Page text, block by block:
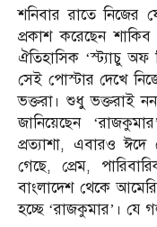
শনিবার রাতে নিজের
প্রকাশ করেছেন শাকিব
ঐতিহাসিক ‘স্ট্যাচু অফ
সেই পোস্টার দেখে
ভক্তরা। শুধু ভক্তরাই
জানিয়েছেন
প্রত্যাশা, এবারও ঈদে
গেছে, প্রেম,
বাংলাদেশ থেকে
হচ্ছে ‘রাজকুমার’। যে